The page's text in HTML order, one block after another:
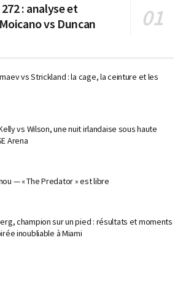
: analyse et
vs Duncan
vs Strickland : la cage, la ceinture et les
vs Wilson, une nuit irlandaise sous haute
Arena
— « The Predator » est libre
champion sur un pied : résultats et moments
inoubliable à Miami